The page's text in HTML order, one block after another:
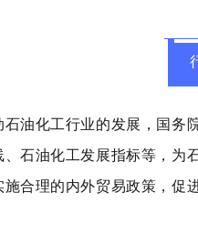
油化工行业的发展，国
石油化工发展指标等，
合理的内外贸易政策，促